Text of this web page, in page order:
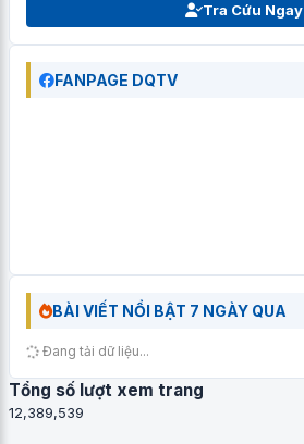
Tra Cứu Ngay
FANPAGE DQTV
BÀI VIẾT NỔI BẬT 7 NGÀY QUA
Đang tải dữ liệu...
Tổng số lượt xem trang
12,389,539